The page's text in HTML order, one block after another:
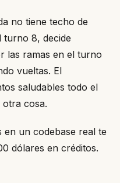
no tiene techo de
turno 8, decide
las ramas en el turno
vueltas. El
saludables todo el
otra cosa.
en un codebase real te
dólares en créditos.